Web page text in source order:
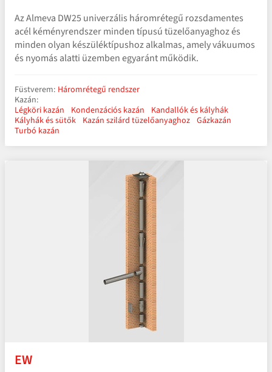
Az Almeva DW25 univerzális háromrétegű rozsdamentes
acél kéményrendszer minden típusú tüzelőanyaghoz és
minden olyan készüléktípushoz alkalmas, amely vákuumos
és nyomás alatti üzemben egyaránt működik.
Füstverem: Háromrétegű rendszer
Kazán:
Légköri kazán
Kondenzációs kazán
Kandallók és kályhák
Kályhák és sütők Kazán szilárd tüzelőanyaghoz Gázkazán
Turbó kazán
EW